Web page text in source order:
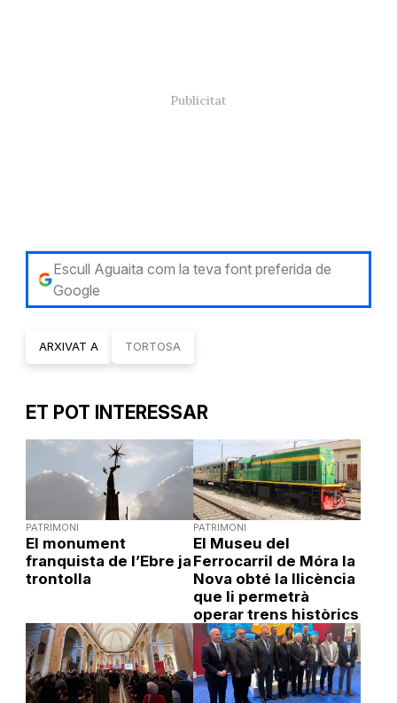
Escull Aguaita com la teva font preferida de
Google
ARXIVAT A TORTOSA
ET POT INTERESSAR
PATRIMONI
El monument
franquista de l’Ebre ja
trontolla
PATRIMONI
El Museu del
Ferrocarril de Móra la
Nova obté la llicència
que li permetrà
operar trens històrics